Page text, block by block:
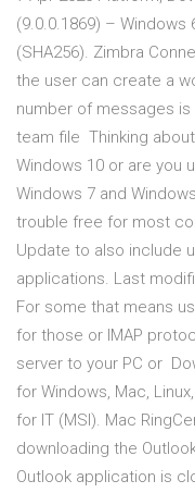
(9.0.0.1869) – Windows
(SHA256). Zimbra
the user can create a
number of messages is
team file Thinking
Windows 10 or are you
Windows 7 and
trouble free for most
Update to also include
applications. Last
For some that means
for those or IMAP
server to your PC or
for Windows, Mac,
for IT (MSI). Mac
downloading the
Outlook application is